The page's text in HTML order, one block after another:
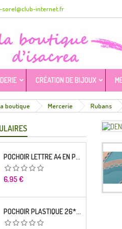
sorel@club-internet.fr
CRÉATION DE BIJOUX
boutique Mercerie Rubans
POCHOIR LETTRE A4 EN PLASTIQUE MYLAR ALPHABET RUSSIAN 33 MM
Prix
6,95 €
POCHOIR PLASTIQUE 26*18CM : ALPHABET (04)